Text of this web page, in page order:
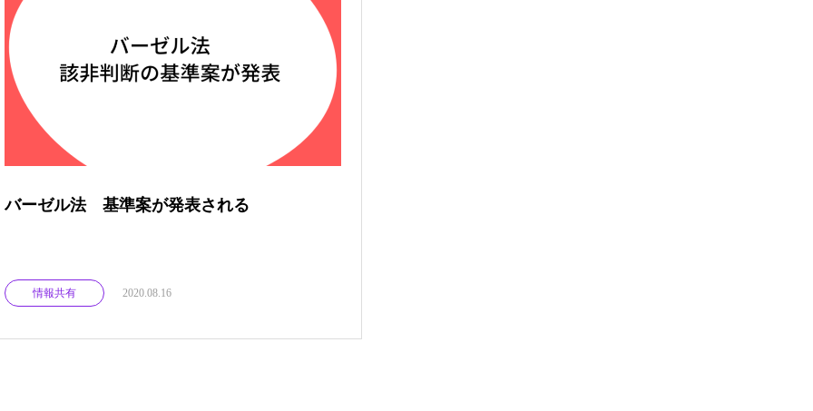
バーゼル法 基準案が発表される
情報共有 2020.08.16